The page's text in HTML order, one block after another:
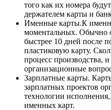
того как их номера
держателем карты и
Именные карты.К
моментальных. Обычно
быстрее 10 дней после
пластиковую карту.
процесс производства, и
организационные
Зарплатные карты.
зарплатных проектов
технологии
именных карт.